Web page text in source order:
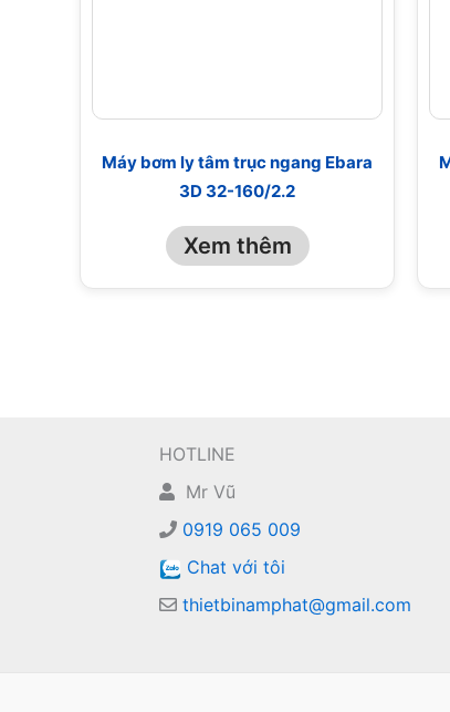
Máy bơm ly tâm trục ngang Ebara
3D 32-160/2.2
Xem thêm
HOTLINE
Mr Vũ
0919 065 009
Chat với tôi
thietbinamphat@gmail.com